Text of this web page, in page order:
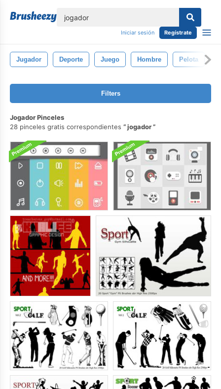
Iniciar sesión Regístrate
Jugador Deporte Juego Hombre Pelota
Filters
Jogador Pinceles
28 pinceles gratis correspondientes
jogador